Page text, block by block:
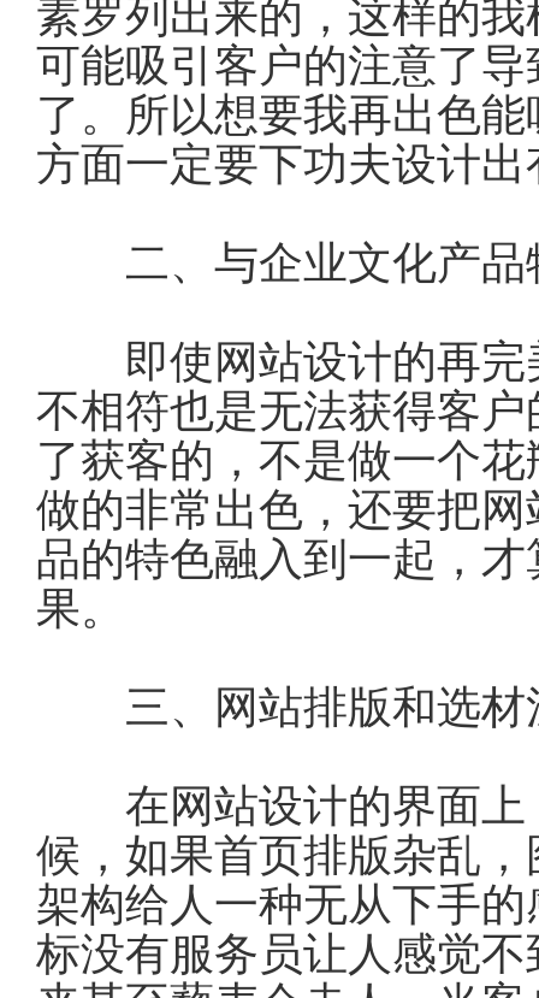
素罗列出来的，这样的
可能吸引客户的注意了
了。所以想要我再出色
方面一定要下功夫设计
二、与企业文化产品
即使网站设计的再完
不相符也是无法获得客
了获客的，不是做一个
做的非常出色，还要把
品的特色融入到一起，
果。
三、网站排版和选材
在网站设计的界面上
候，如果首页排版杂乱
架构给人一种无从下手
标没有服务员让人感觉